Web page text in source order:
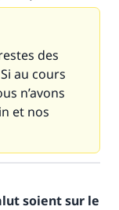
des
au cours
n’avons
et nos
soient sur le